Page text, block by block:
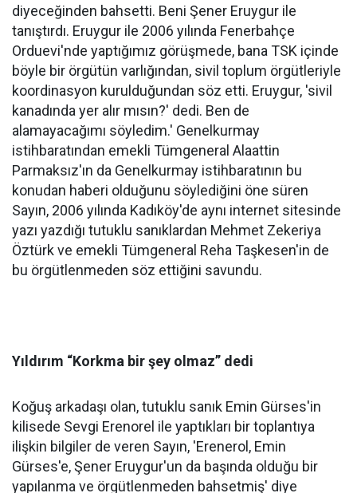
diyeceğinden bahsetti. Beni Şener Eruygur ile
tanıştırdı. Eruygur ile 2006 yılında Fenerbahçe
Orduevi'nde yaptığımız görüşmede, bana TSK içinde
böyle bir örgütün varlığından, sivil toplum örgütleriyle
koordinasyon kurulduğundan söz etti. Eruygur, 'sivil
kanadında yer alır mısın?' dedi. Ben de
alamayacağımı söyledim.' Genelkurmay
istihbaratından emekli Tümgeneral Alaattin
Parmaksız'ın da Genelkurmay istihbaratının bu
konudan haberi olduğunu söylediğini öne süren
Sayın, 2006 yılında Kadıköy'de aynı internet sitesinde
yazı yazdığı tutuklu sanıklardan Mehmet Zekeriya
Öztürk ve emekli Tümgeneral Reha Taşkesen'in de
bu örgütlenmeden söz ettiğini savundu.
Yıldırım “Korkma bir şey olmaz” dedi
Koğuş arkadaşı olan, tutuklu sanık Emin Gürses'in
kilisede Sevgi Erenorel ile yaptıkları bir toplantıya
ilişkin bilgiler de veren Sayın, 'Erenerol, Emin
Gürses'e, Şener Eruygur'un da başında olduğu bir
yapılanma ve örgütlenmeden bahsetmiş' diye